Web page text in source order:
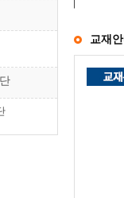
교재